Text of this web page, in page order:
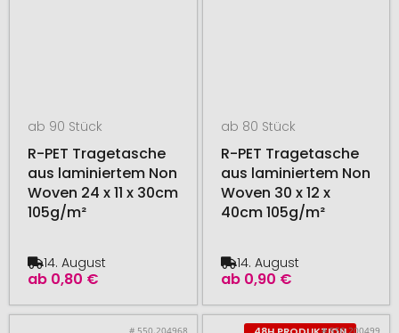
ab 90 Stück
R-PET Tragetasche
aus laminiertem Non
Woven 24 x 11 x 30cm
105g/m²
ab 0,80 €
14. August
ab 80 Stück
R-PET Tragetasche
aus laminiertem Non
Woven 30 x 12 x
40cm 105g/m²
ab 0,90 €
14. August
# 550.204968 # 550.200499